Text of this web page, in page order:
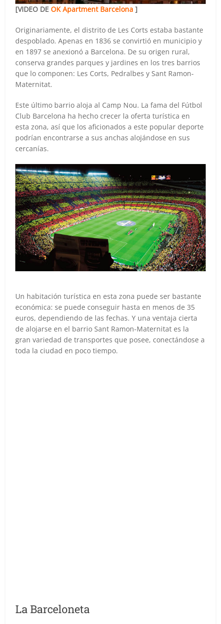
[VIDEO DEOK Apartment Barcelona ]
Originariamente, el distrito de Les Corts estaba bastante
despoblado. Apenas en 1836 se convirtió en municipio y
en 1897 se anexionó a Barcelona. De su origen rural,
conserva grandes parques y jardines en los tres barrios
que lo componen: Les Corts, Pedralbes y Sant Ramon-
Maternitat.
Este último barrio aloja al Camp Nou. La fama del Fútbol
Club Barcelona ha hecho crecer la oferta turística en
esta zona, así que los aficionados a este popular deporte
podrían encontrarse a sus anchas alojándose en sus
cercanías.
Un habitación turística en esta zona puede ser bastante
económica: se puede conseguir hasta en menos de 35
euros, dependiendo de las fechas. Y una ventaja cierta
de alojarse en el barrio Sant Ramon-Maternitat es la
gran variedad de transportes que posee, conectándose a
toda la ciudad en poco tiempo.
La Barceloneta